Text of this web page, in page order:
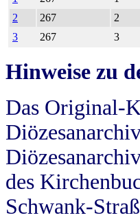
2
267 2
3
267 3
Hinweise zu
Das Original-
des
Schwank-